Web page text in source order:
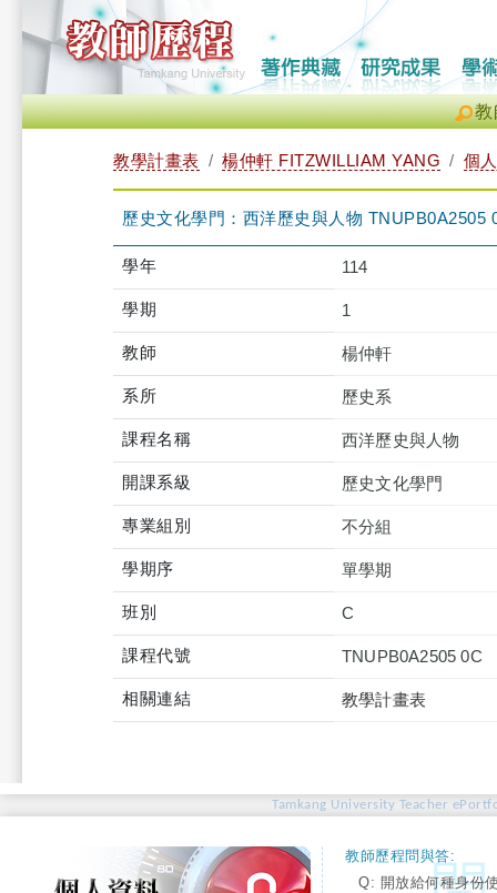
教
教學計畫表 楊仲軒 FITZWILLIAM YANG 個
歷史文化學門：西洋歷史與人物 TNUPB0A2505
學年 114
學期 1
教師 楊仲軒
系所 歷史系
課程名稱 西洋歷史與人物
開課系級 歷史文化學門
專業組別 不分組
學期序 單學期
班別 C
課程代號 TNUPB0A2505 0C
相關連結 教學計畫表
Tamkang University Teacher
教師歷程問與答:
Q: 開放給何種身份